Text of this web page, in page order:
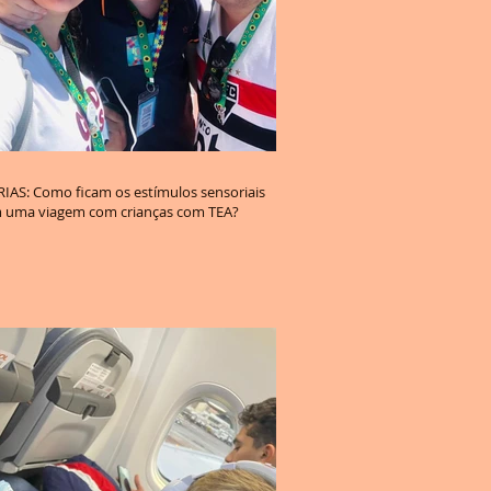
os estímulos sensoriais
uma viagem com crianças com TEA?